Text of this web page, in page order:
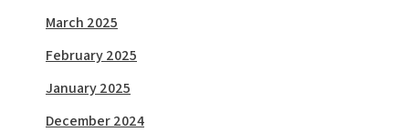
March 2025
February 2025
January 2025
December 2024